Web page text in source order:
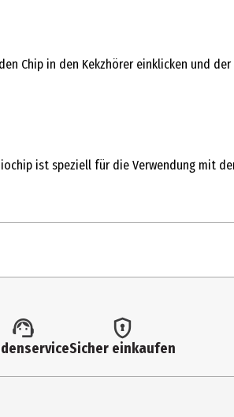
Chip in den Kekzhörer einklicken und
ist speziell für die Verwendung mit
Sicher einkaufen